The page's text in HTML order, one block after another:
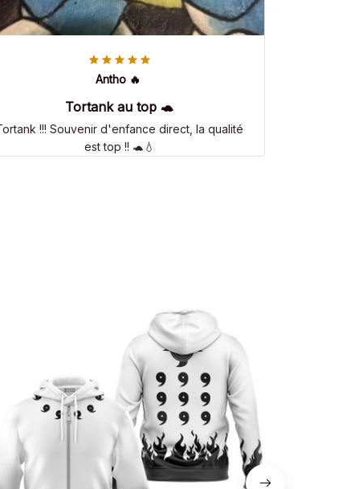
Antho 🔥
Tortank au top 🐢
!!! Souvenir d'enfance direct, la qualité
est top !! 🐢💧